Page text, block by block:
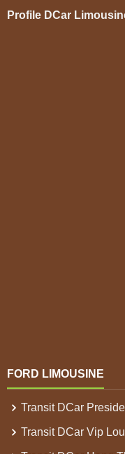
Profile DCar
FORD LIMOUSINE
Transit DCar
Transit DCar Vip